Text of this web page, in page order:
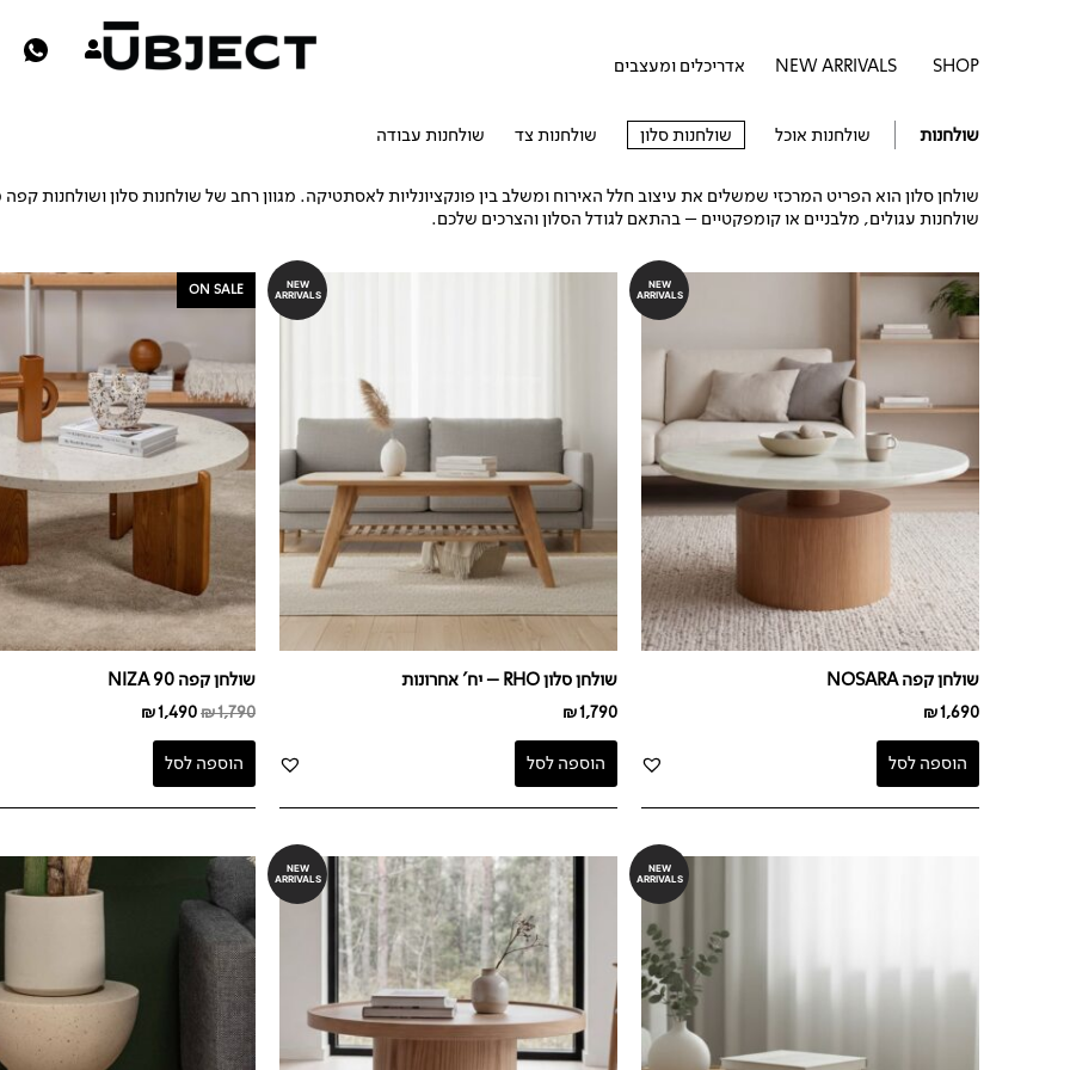
SHOP פתח SHOPNEW ARRIVALS אדריכלים ומעצבים
שולחנות שולחנות אוכל שולחנות סלון שולחנות צד שולחנות עבודה
שולחן סלון הוא הפריט המרכזי שמשלים את עיצוב חלל האירוח ומשלב בין פונקציונליות לאסתטיקה. מגוון רחב של שולחנות סלון ושולחנות
שולחנות עגולים, מלבניים או קומפקטיים – בהתאם לגודל הסלון והצרכים שלכם.
NEW
ARRIVALS
שולחן קפה NOSARA
₪1,690
הוספה לסל
NEW
ARRIVALS
שולחן סלון RHO – יח' אחרונות
₪1,790
הוספה לסל
ON SALE
שולחן קפה NIZA 90
₪1,790
המחיר
המקורי
₪1,790.
₪1,490
המחיר
₪1,490.
הוספה לסל
NEW
ARRIVALS
NEW
ARRIVALS